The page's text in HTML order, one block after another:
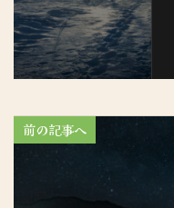
前の記事へ